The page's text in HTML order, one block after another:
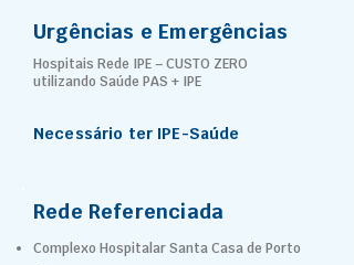
Urgências e Emergências
Hospitais Rede IPE – CUSTO ZERO
utilizando Saúde PAS + IPE
Necessário ter IPE-Saúde
Rede Referenciada
Complexo Hospitalar Santa Casa de Porto